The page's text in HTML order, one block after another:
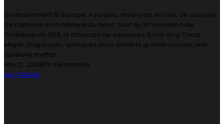
Contrairement à l'Europe, il y a peu, sinon pas du tout, de courses
de camions en Amérique du Nord. Sauf qu'à l'occasion de
l'Indianapolis 500, le fabricant de saucisses à hot-dog Oscar
Mayer chapeaute, quelques jours avant la grande course, une
épreuve mettan...
Mai 21, 2026Éric Descarries
Lire l'article